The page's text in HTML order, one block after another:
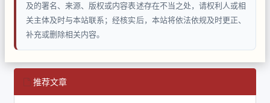
及的署名、来源、版权或内容表述存在不当之处，请权利人或相
关主体及时与本站联系；经核实后，本站将依法依规及时更正、
补充或删除相关内容。
推荐文章